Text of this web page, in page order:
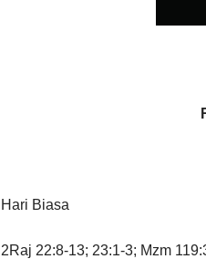
Hari Biasa
2Raj 22:8-13; 23:1-3; Mzm